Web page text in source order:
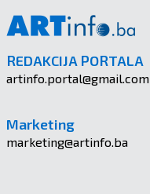
REDAKCIJA PORTALA
artinfo.portal@gmail.com
Marketing
marketing@artinfo.ba